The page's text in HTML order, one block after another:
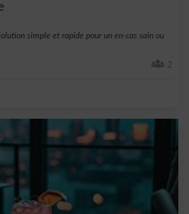
simple et rapide pour un en-cas sain ou
2